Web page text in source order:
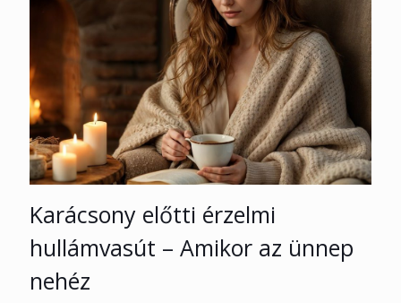
Karácsony előtti érzelmi
hullámvasút – Amikor az ünnep
nehéz